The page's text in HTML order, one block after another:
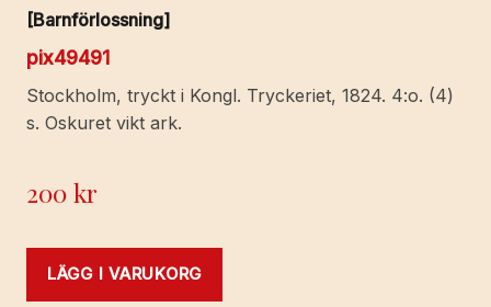
[Barnförlossning]
pix49491
Stockholm, tryckt i Kongl. Tryckeriet, 1824. 4:o. (4)
s. Oskuret vikt ark.
200kr
LÄGG I VARUKORG